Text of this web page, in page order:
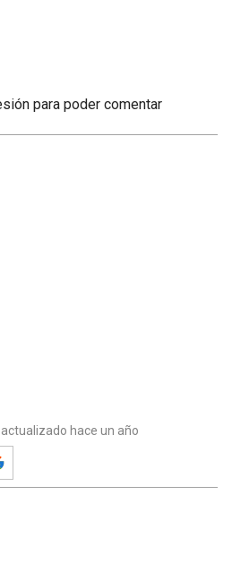
para poder comentar
hace un año